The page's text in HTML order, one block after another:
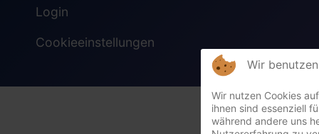
Login
Cookieeinstellungen
Wir
Wir nutzen Cookies
ihnen sind essenziell
während andere uns